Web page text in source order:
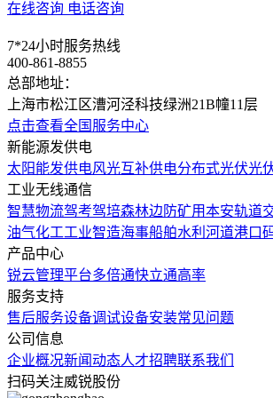
在线咨询 电话咨询
7*24小时服务热线
400-861-8855
总部地址：
上海市松江区漕河泾科技绿洲21B幢11层
点击查看全国服务中心
新能源发供电
太阳能发供电风光互补供电分布式光伏光
工业无线通信
智慧物流驾考驾培森林边防矿用本安轨道
油气化工工业智造海事船舶水利河道港口
产品中心
锐云管理平台多倍通快立通高率
服务支持
售后服务设备调试设备安装常见问题
公司信息
企业概况新闻动态人才招聘联系我们
扫码关注威锐股份